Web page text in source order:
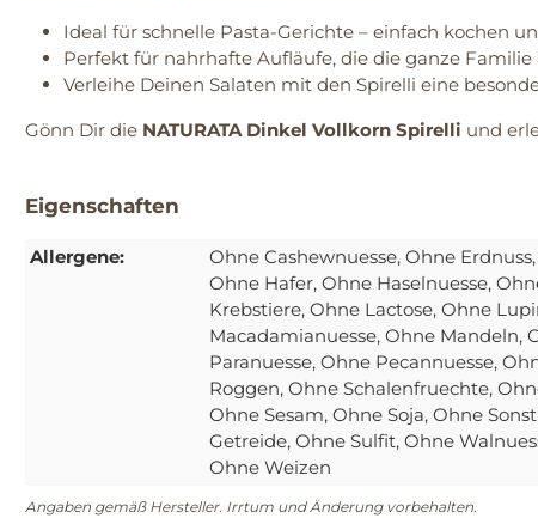
Ideal für schnelle Pasta-Gerichte – einfach kochen
Perfekt für nahrhafte Aufläufe, die die ganze Familie
Verleihe Deinen Salaten mit den Spirelli eine
Gönn Dir die NATURATA Dinkel Vollkorn Spirelli und
Eigenschaften
Allergene: Ohne Cashewnuesse, Ohne Erdnuss
Ohne Hafer, Ohne Haselnuesse,
Krebstiere, Ohne Lactose, Ohne
Macadamianuesse, Ohne Mandeln,
Paranuesse, Ohne Pecannuesse,
Roggen, Ohne Schalenfruechte,
Ohne Sesam, Ohne Soja, Ohne
Getreide, Ohne Sulfit, Ohne
Ohne Weizen
Angaben gemäß Hersteller. Irrtum und Änderung vorbehalten.